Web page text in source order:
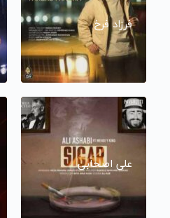
فرزاد فرخ
علی اصحابی